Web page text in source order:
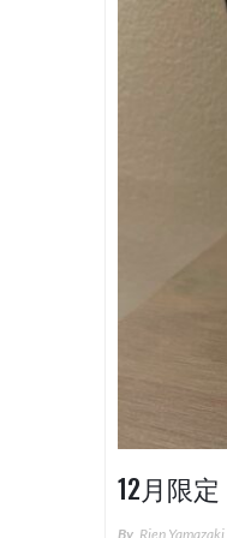
12月限定
By Rien Yamazaki